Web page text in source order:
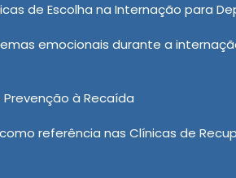
de Escolha na Internação para
emocionais durante a
à Recaída
referência nas Clínicas de
e bem-estar do
os pacientes
disso, a clínica